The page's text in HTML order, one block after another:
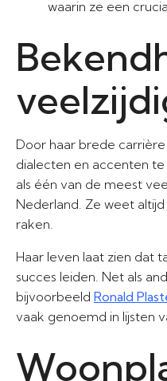
waarin ze een
Door haar brede
dialecten en accenten
als één van de meest
Nederland. Ze weet
raken.
Haar leven laat zien dat
succes leiden. Net als
bijvoorbeeld Ronald
vaak genoemd in lijsten